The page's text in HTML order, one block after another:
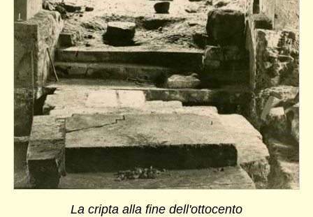
La cripta alla fine dell'ottocento